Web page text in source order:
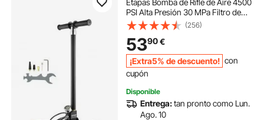
PSI Alta Presión 30 MPa Filtro de
Humedad y Aceite Manómetro,
Acero Inoxidable para Pistolas de
Aire Comprimido, Tanque de
Buceo, Paintball
(256)
5390€
¡Extra5% de descuento! con
cupón
Disponible
Entrega:tan pronto como Lun.
Ago. 10